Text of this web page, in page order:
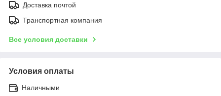
Доставка почтой
Транспортная компания
Все условия доставки
Условия оплаты
Наличными